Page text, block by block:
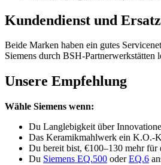
Kundendienst und
Beide Marken haben ein gutes
Siemens durch BSH-Partnerwerkstätten
Unsere Empfehlung
Wähle Siemens wenn:
Du Langlebigkeit über
Das Keramikmahlwerk ein K.O.-
Du bereit bist, €100–130 mehr für
Du Siemens EQ.500 oderEQ.6